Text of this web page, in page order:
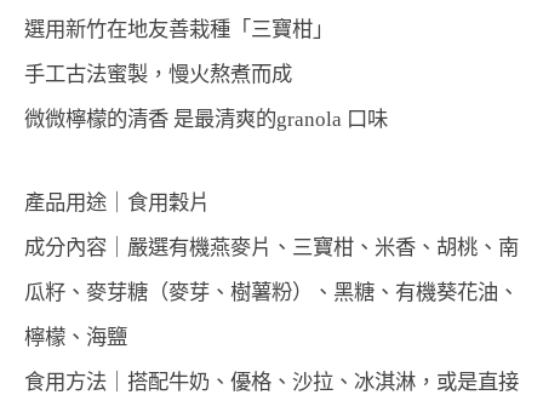
選用新竹在地友善栽種「三寶柑」
手工古法蜜製，慢火熬煮而成
微微檸檬的清香 是最清爽的granola 口味
產品用途｜食用穀片
成分內容｜嚴選有機燕麥片、三寶柑、米香、胡桃、南
瓜籽、麥芽糖（麥芽、樹薯粉）、黑糖、有機葵花油、
檸檬、海鹽
食用方法｜搭配牛奶、優格、沙拉、冰淇淋，或是直接